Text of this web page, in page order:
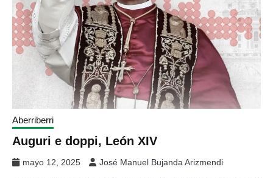
Aberriberri
Auguri e doppi, León XIV
mayo 12, 2025 José Manuel Bujanda Arizmendi